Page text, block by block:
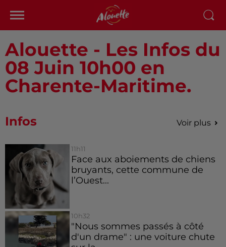
Alouette - Les Infos du
08 Juin 10h00 en
Charente-Maritime.
Infos Voir plus
11h11
Face aux aboiements de chiens
bruyants, cette commune de
l’Ouest...
10h32
"Nous sommes passés à côté
d'un drame" : une voiture chute